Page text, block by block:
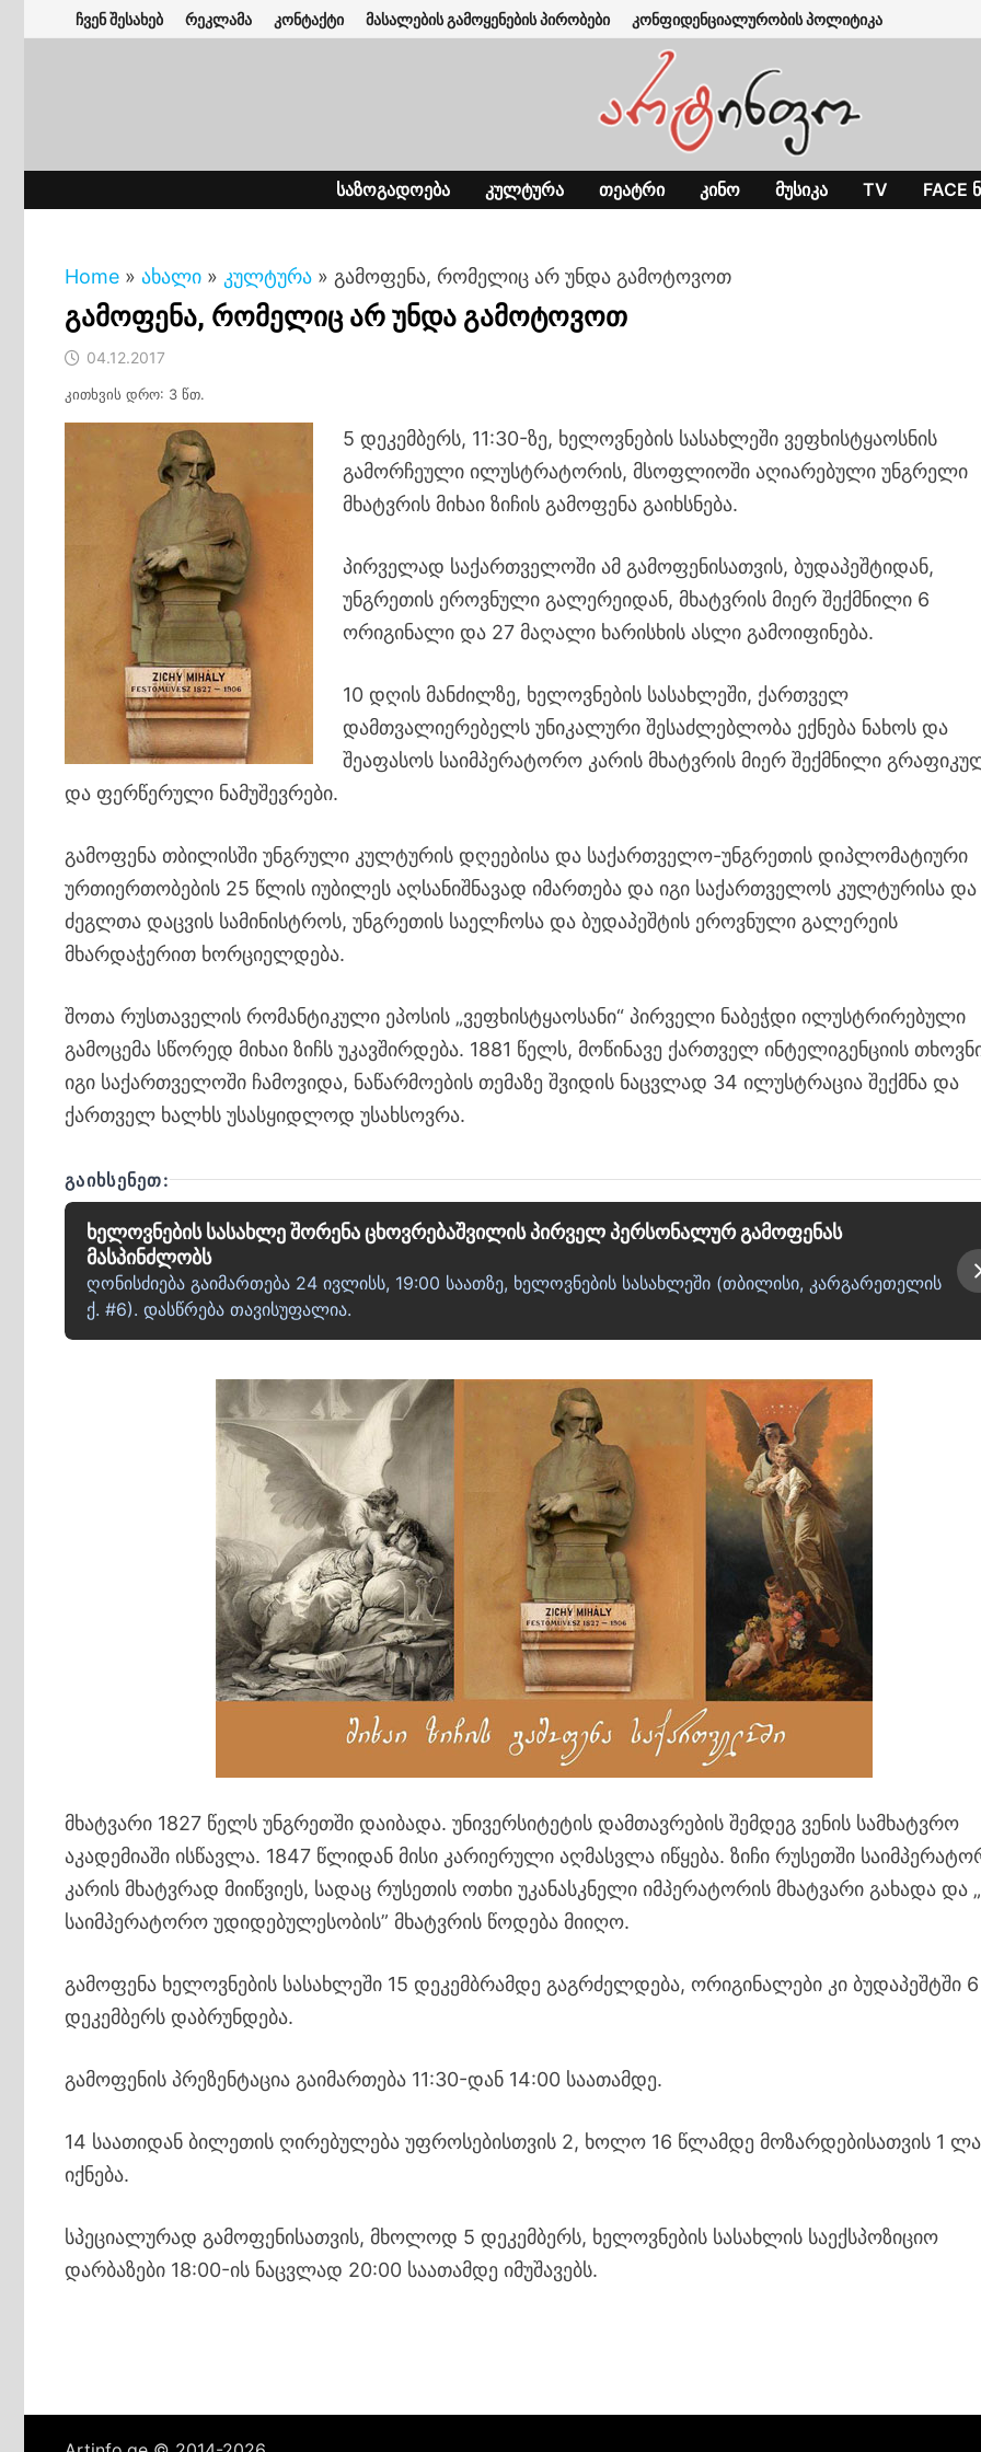
to
ჩვენ შესახებ რეკლამა კონტაქტი მასალების გამოყენების პირობები კონფიდენციალურობის პოლიტიკა
ᲡᲐᲖᲝᲒᲐᲓᲝᲔᲑᲐ ᲙᲣᲚᲢᲣᲠᲐ ᲗᲔᲐᲢᲠᲘ ᲙᲘᲜᲝ ᲛᲣᲡᲘᲙᲐ TV FACE
Home » ახალი » კულტურა » გამოფენა, რომელიც არ უნდა გამოტოვოთ
გამოფენა, რომელიც არ უნდა გამოტოვოთ
04.12.2017
კითხვის დრო: 3 წთ.
5 დეკემბერს, 11:30-ზე, ხელოვნების სასახლეში ვეფხისტყაოსნის
გამორჩეული ილუსტრატორის, მსოფლიოში აღიარებული უნგრელი
მხატვრის მიხაი ზიჩის გამოფენა გაიხსნება.
პირველად საქართველოში ამ გამოფენისათვის, ბუდაპეშტიდან,
უნგრეთის ეროვნული გალერეიდან, მხატვრის მიერ შექმნილი 6
ორიგინალი და 27 მაღალი ხარისხის ასლი გამოიფინება.
10 დღის მანძილზე, ხელოვნების სასახლეში, ქართველ
დამთვალიერებელს უნიკალური შესაძლებლობა ექნება ნახოს და
შეაფასოს საიმპერატორო კარის მხატვრის მიერ შექმნილი
და ფერწერული ნამუშევრები.
გამოფენა თბილისში უნგრული კულტურის დღეებისა და საქართველო-უნგრეთის დიპლომატიური
ურთიერთობების 25 წლის იუბილეს აღსანიშნავად იმართება და იგი საქართველოს კულტურისა და
ძეგლთა დაცვის სამინისტროს, უნგრეთის საელჩოსა და ბუდაპეშტის ეროვნული გალერეის
მხარდაჭერით ხორციელდება.
შოთა რუსთაველის რომანტიკული ეპოსის „ვეფხისტყაოსანი“ პირველი ნაბეჭდი ილუსტრირებული
გამოცემა სწორედ მიხაი ზიჩს უკავშირდება. 1881 წელს, მოწინავე ქართველ ინტელიგენციის
იგი საქართველოში ჩამოვიდა, ნაწარმოების თემაზე შვიდის ნაცვლად 34 ილუსტრაცია შექმნა და
ქართველ ხალხს უსასყიდლოდ უსახსოვრა.
ᲒᲐᲘᲮᲡᲔᲜᲔᲗ:
ხელოვნების სასახლე შორენა ცხოვრებაშვილის პირველ პერსონალურ გამოფენას
მასპინძლობს
ღონისძიება გაიმართება 24 ივლისს, 19:00 საათზე, ხელოვნების სასახლეში (თბილისი, კარგარეთელის
ქ. #6). დასწრება თავისუფალია.
მხატვარი 1827 წელს უნგრეთში დაიბადა. უნივერსიტეტის დამთავრების შემდეგ ვენის სამხატვრო
აკადემიაში ისწავლა. 1847 წლიდან მისი კარიერული აღმასვლა იწყება. ზიჩი რუსეთში
კარის მხატვრად მიიწვიეს, სადაც რუსეთის ოთხი უკანასკნელი იმპერატორის მხატვარი გახადა და
საიმპერატორო უდიდებულესობის” მხატვრის წოდება მიიღო.
გამოფენა ხელოვნების სასახლეში 15 დეკემბრამდე გაგრძელდება, ორიგინალები კი ბუდაპეშტში 6
დეკემბერს დაბრუნდება.
გამოფენის პრეზენტაცია გაიმართება 11:30-დან 14:00 საათამდე.
14 საათიდან ბილეთის ღირებულება უფროსებისთვის 2, ხოლო 16 წლამდე მოზარდებისათვის 1
იქნება.
სპეციალურად გამოფენისათვის, მხოლოდ 5 დეკემბერს, ხელოვნების სასახლის საექსპოზიციო
დარბაზები 18:00-ის ნაცვლად 20:00 საათამდე იმუშავებს.